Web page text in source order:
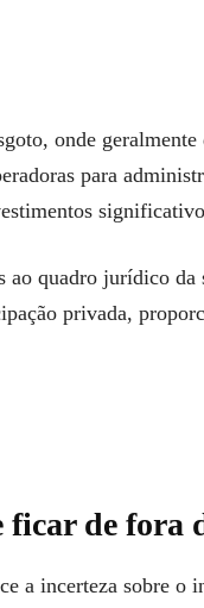
onde
para
ao quadro jurídico
privada,
ficar de fora
a incerteza sobre o